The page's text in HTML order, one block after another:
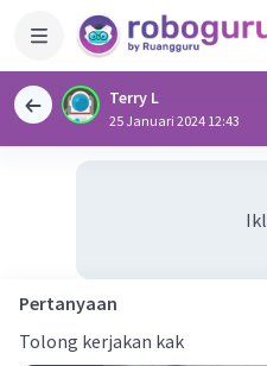
Terry L
25 Januari 2024 12:43
Pertanyaan
Tolong kerjakan kak